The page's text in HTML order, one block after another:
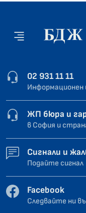
02 931 11 11
ЖП бюра и
в София и
Сигнали и
Подайте сигнал
Facebook
Следвайте ни